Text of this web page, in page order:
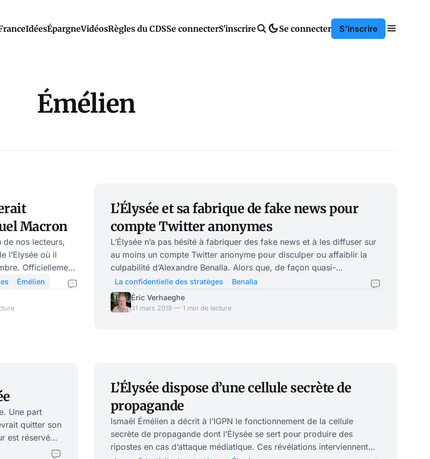
IdéesÉpargneVidéosRègles du CDSSe connecterS'inscrire Se connecter S'inscrire
Émélien
Macron
de nos lecteurs,
l’Elysée où il
Officiellement,
se consacrer à la
progressisme.
murmuré qu’il
implication dans
Émélien
L’Élysée et sa fabrique de fake news pour
compte Twitter anonymes
L’Élysée n’a pas hésité à fabriquer des fake news et à les diffuser sur
au moins un compte Twitter anonyme pour disculper ou affaiblir la
culpabilité d’Alexandre Benalla. Alors que, de façon quasi-
obsessionnelle, Emmanuel Macron dénonce ces techniques
douteuses que Poutine utiliserait, selon lui, sans limite, des révélations
montrent qu’il en est lui-même un grand amateur! On lira avec grand
La confidentielle des stratèges
Benalla
Éric Verhaeghe
31 mars 2019 — 1 min de lecture
Une part
quitter son
est réservé
L’Élysée dispose d’une cellule secrète de
propagande
Ismaël Émélien a décrit à l’IGPN le fonctionnement de la cellule
secrète de propagande dont l’Élysée se sert pour produire des
ripostes en cas d’attaque médiatique. Ces révélations interviennent